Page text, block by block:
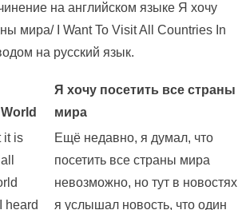
на английском языке Я хочу
мира/ I Want To Visit All Countries In
на русский язык.
Я хочу посетить все страны
мира
it is
heard
Ещё недавно, я думал, что
посетить все страны мира
невозможно, но тут в новостях
я услышал новость, что один